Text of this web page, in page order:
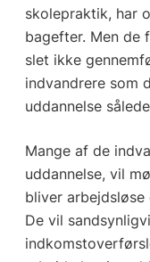
skolepraktik, har
bagefter. Men de
slet ikke
indvandrere som
uddannelse
Mange af de
uddannelse, vil
bliver arbejdsløse
De vil